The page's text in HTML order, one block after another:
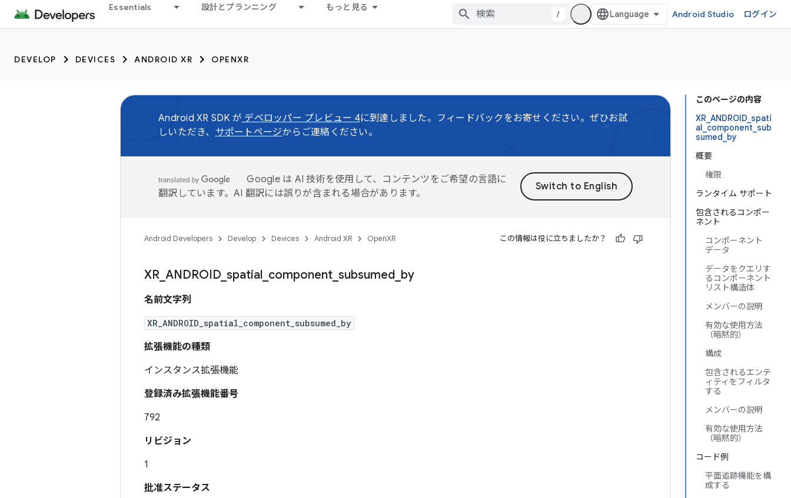
Essentials 設計とプランニング もっと見る
/ Android Studio ログイン
DEVELOP DEVICES ANDROID XR OPENXR
このページの内容
XR_ANDROID_spati
al_component_sub
sumed_by
概要
権限
ランタイム サポート
包含されるコンポー
ネント
コンポーネント
データ
データをクエリす
るコンポーネント
リスト構造体
メンバーの説明
有効な使用方法
（暗黙的）
構成
包含されるエンテ
ィティをフィルタ
する
メンバーの説明
有効な使用方法
（暗黙的）
コード例
平面追跡機能を構
成する
Android XR SDK が デベロッパー プレビュー 4に到達しました。フィードバックをお寄せください。ぜひお試
しいただき、 サポートページからご連絡ください。
Google は AI 技術を使用して、コンテンツをご希望の言語に
翻訳しています。AI 翻訳には誤りが含まれる場合があります。
Android Developers Develop Devices Android XR OpenXR この情報は役に立ちましたか？
XR ANDROID spatial component subsumed by
名前文字列
XR_ANDROID_spatial_component_subsumed_by
拡張機能の種類
インスタンス拡張機能
登録済み拡張機能番号
792
リビジョン
1
批准ステータス